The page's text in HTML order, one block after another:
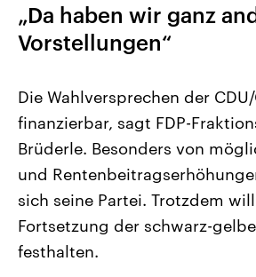
Landtagswahl Sachsen-Anhalt
Alle Informationen
Sachsen-Anhalt wählt am 6.
September 2026 einen neuen
Landtag. Seit 2021 wird das
Bundesland von einer Koalition aus
„Da haben wir ganz
Vorstellungen“
Die Wahlversprechen der
finanzierbar, sagt FDP-
Brüderle. Besonders von
und
sich seine Partei. Trotzdem
Fortsetzung der schwarz-
festhalten.